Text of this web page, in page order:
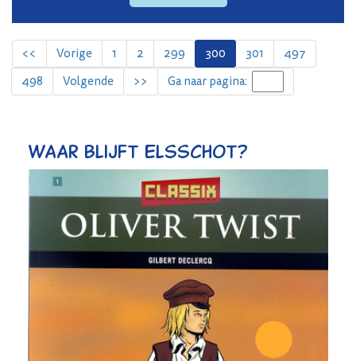
<< Vorige 1 2 299 300 301
497
498
Volgende >> Ga naar pagina:
Waar blijft Elsschot?